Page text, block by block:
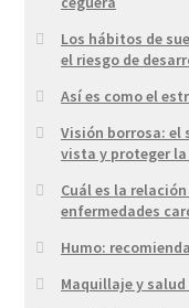
Los hábitos de
el riesgo de
Así es como el
Visión borrosa: el
vista y proteger
Cuál es la
enfermedades
Humo:
Maquillaje y